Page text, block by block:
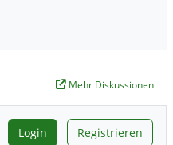
Mehr Diskussionen
Login Registrieren